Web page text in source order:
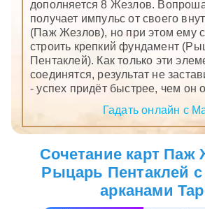
дополняется 8 Жезлов.
получает импульс от своего
(Паж Жезлов), но при этом ему
строить крепкий фундамент
Пентаклей). Как только эти
соединятся, результат не
- успех придёт быстрее, чем он
Гадать онлайн с
Сочетание карт Паж
Рыцарь Пентаклей с
арканами